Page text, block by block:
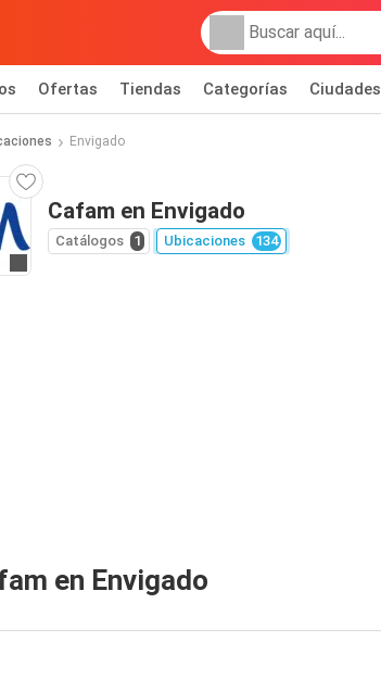
Ofertas Tiendas Categorías Ciudades
Envigado
Cafam en Envigado
Catálogos 1 Ubicaciones 134
en Envigado